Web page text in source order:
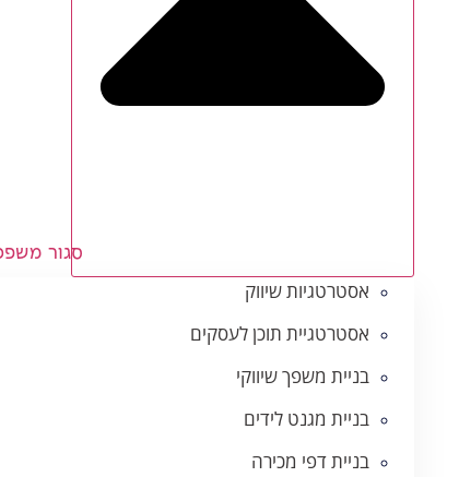
סגור
אסטרטגיות שיווק
אסטרטגיית תוכן לעסקים
בניית משפך שיווקי
בניית מגנט לידים
בניית דפי מכירה